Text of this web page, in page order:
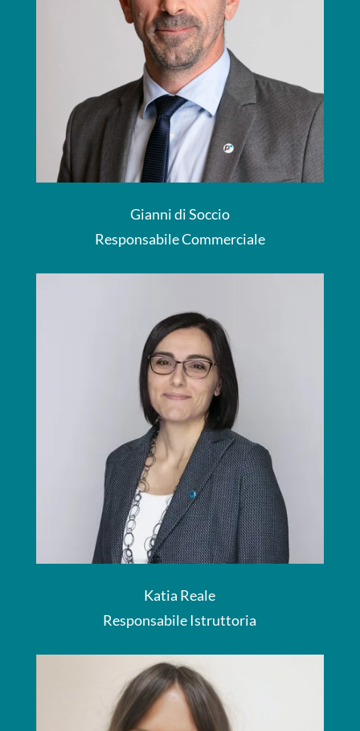
Gianni di Soccio
Responsabile Commerciale
Katia Reale
Responsabile Istruttoria